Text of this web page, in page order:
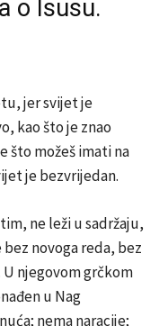
o Isusu.
jer svijet je
kao što je znao
što možeš imati na
je bezvrijedan.
ne leži u sadržaju,
novoga reda, bez
njegovom grčkom
u Nag
nema naracije;